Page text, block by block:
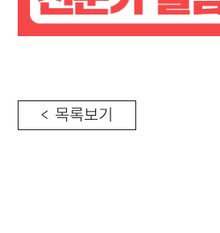
< 목록보기